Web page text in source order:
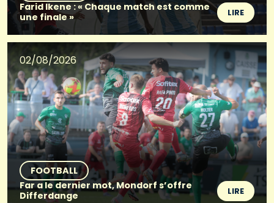
Farid Ikene : « Chaque match est comme
une finale »
LIRE
02/08/2026
FOOTBALL
Far a le dernier mot, Mondorf s’offre
Differdange
LIRE